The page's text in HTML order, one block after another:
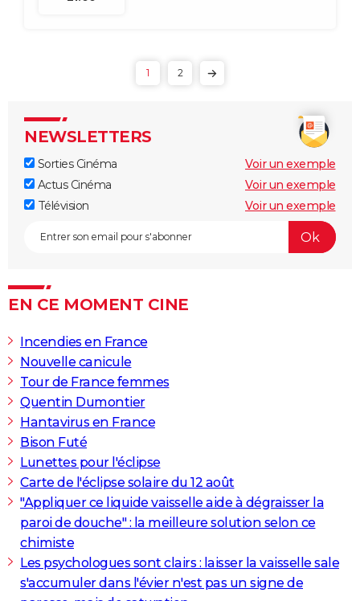
1 2
NEWSLETTERS
Sorties Cinéma
Voir un exemple
Actus Cinéma
Voir un exemple
Télévision
Voir un exemple
EN CE MOMENT CINE
Incendies en France
Nouvelle canicule
Tour de France femmes
Quentin Dumontier
Hantavirus en France
Bison Futé
Lunettes pour l'éclipse
Carte de l'éclipse solaire du 12 août
"Appliquer ce liquide vaisselle aide à dégraisser la
paroi de douche" : la meilleure solution selon ce
chimiste
Les psychologues sont clairs : laisser la vaisselle sale
s'accumuler dans l'évier n'est pas un signe de